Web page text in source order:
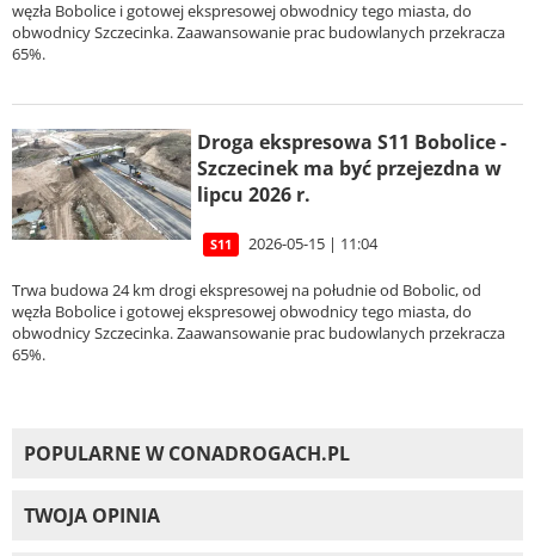
węzła Bobolice i gotowej ekspresowej obwodnicy tego miasta, do
obwodnicy Szczecinka. Zaawansowanie prac budowlanych przekracza
65%.
Droga ekspresowa S11 Bobolice -
Szczecinek ma być przejezdna w
lipcu 2026 r.
S11 2026-05-15 | 11:04
Trwa budowa 24 km drogi ekspresowej na południe od Bobolic, od
węzła Bobolice i gotowej ekspresowej obwodnicy tego miasta, do
obwodnicy Szczecinka. Zaawansowanie prac budowlanych przekracza
65%.
POPULARNE W CONADROGACH.PL
TWOJA OPINIA